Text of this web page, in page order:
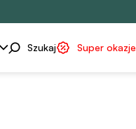
Szukaj Super okazje